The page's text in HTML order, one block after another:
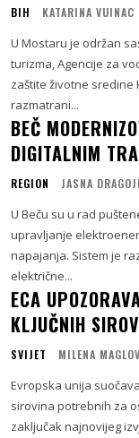
BIH KATARINA VUINAC
U Mostaru je održan
turizma, Agencije za
zaštite životne sredine
razmatrani...
BEČ
DIGITALNIM
REGION JASNA
U Beču su u rad
upravljanje
napajanja. Sistem je
električne...
ECA
KLJUČNIH
SVIJET MILENA
Evropska unija
sirovina potrebnih za
zaključak najnovijeg